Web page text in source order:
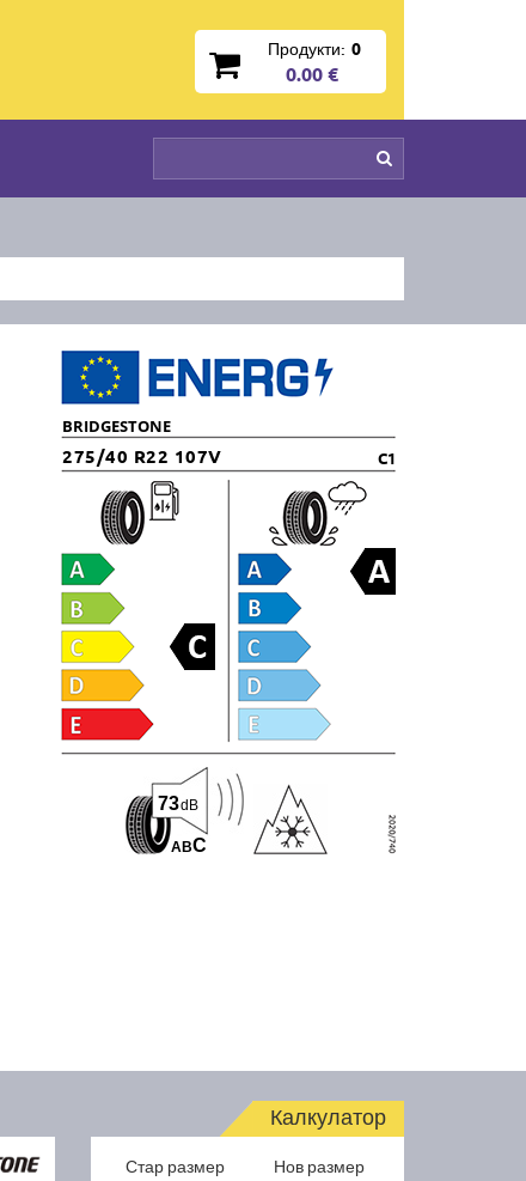
Продукти: 0
0.00 €
BRIDGESTONE
275/40 R22 107V C1
A BC
73dB
Калкулатор
Стар размер Нов размер